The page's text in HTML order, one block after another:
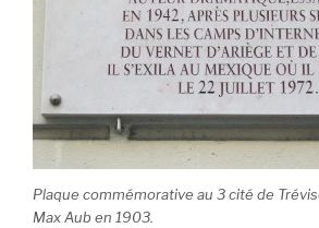
Plaque commémorative au 3 cité de
Max Aub en 1903.